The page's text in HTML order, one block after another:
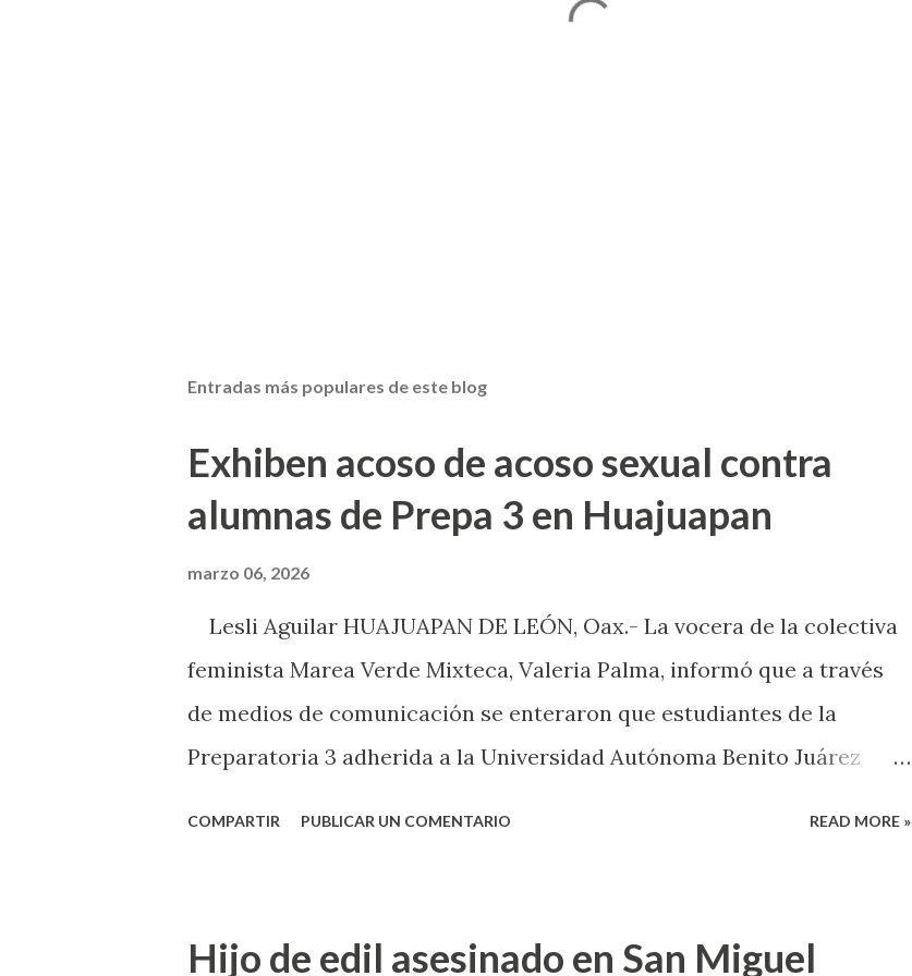
Entradas más populares de este blog
Exhiben acoso de acoso sexual contra
alumnas de Prepa 3 en Huajuapan
marzo 06, 2026
Lesli Aguilar HUAJUAPAN DE LEÓN, Oax.- La vocera de la colectiva
feminista Marea Verde Mixteca, Valeria Palma, informó que a través
de medios de comunicación se enteraron que estudiantes de la
Preparatoria 3 adherida a la Universidad Autónoma Benito Juárez
COMPARTIR PUBLICAR UN COMENTARIO READ MORE »
Hijo de edil asesinado en San Miguel